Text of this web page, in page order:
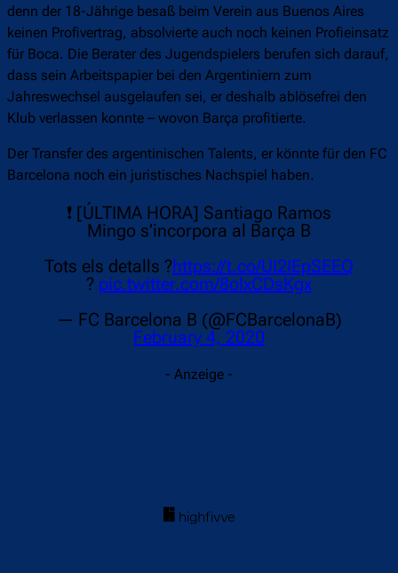
denn der 18-Jährige besaß beim Verein aus Buenos Aires
keinen Profivertrag, absolvierte auch noch keinen Profieinsatz
für Boca. Die Berater des Jugendspielers berufen sich darauf,
dass sein Arbeitspapier bei den Argentiniern zum
Jahreswechsel ausgelaufen sei, er deshalb ablösefrei den
Klub verlassen konnte – wovon Barça profitierte.
Der Transfer des argentinischen Talents, er könnte für den FC
Barcelona noch ein juristisches Nachspiel haben.
❗ [ÚLTIMA HORA] Santiago Ramos
Mingo s’incorpora al Barça B
Tots els detalls ?https://t.co/UI2IEpSEEQ
? pic.twitter.com/8olxCDsKgx
— FC Barcelona B (@FCBarcelonaB)
February 4, 2020
- Anzeige -